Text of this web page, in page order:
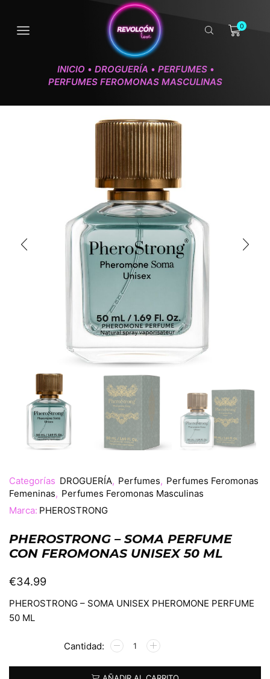
0
INICIO • DROGUERÍA • PERFUMES •
PERFUMES FEROMONAS MASCULINAS
Categorías DROGUERÍA, Perfumes, Perfumes Feromonas
Femeninas, Perfumes Feromonas Masculinas
Marca: PHEROSTRONG
PHEROSTRONG – SOMA PERFUME
CON FEROMONAS UNISEX 50 ML
€34.99
PHEROSTRONG – SOMA UNISEX PHEROMONE PERFUME
50 ML
Alternative: